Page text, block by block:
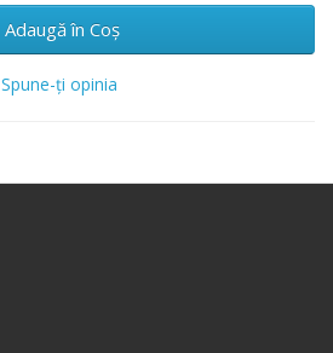
Adaugă în Coş
Spune-ţi opinia